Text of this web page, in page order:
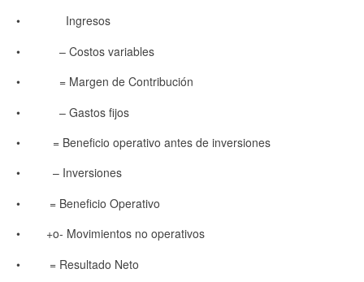
• Ingresos
• – Costos variables
• = Margen de Contribución
• – Gastos fijos
• = Beneficio operativo antes de inversiones
• – Inversiones
• = Beneficio Operativo
• +o- Movimientos no operativos
• = Resultado Neto